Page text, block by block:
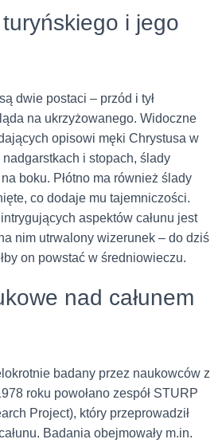
turyńskiego i jego
dwie postaci – przód i tył
na ukrzyżowanego. Widoczne
opisowi męki Chrystusa w
i stopach, ślady
boku. Płótno ma również ślady
co dodaje mu tajemniczości.
aspektów całunu jest
nim utrwalony wizerunek – do dziś
on powstać w średniowieczu.
nad całunem
badany przez naukowców z
roku powołano zespół STURP
Project), który przeprowadził
Badania obejmowały m.in.